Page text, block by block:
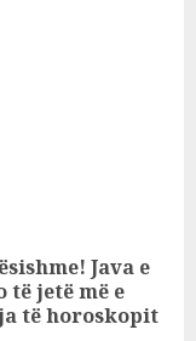
Java e
jetë më e
të horoskopit